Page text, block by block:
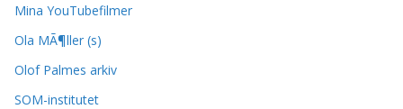
Mina YouTubefilmer
Ola MÃ¶ller (s)
Olof Palmes arkiv
SOM-institutet